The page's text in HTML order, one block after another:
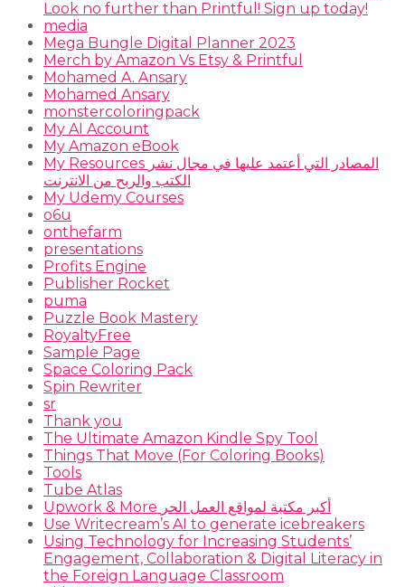
Look no further than Printful! Sign up today!
media
Mega Bungle Digital Planner 2023
Merch by Amazon Vs Etsy & Printful
Mohamed A. Ansary
Mohamed Ansary
monstercoloringpack
My AI Account
My Amazon eBook
My Resources المصادر التي أعتمد عليها في مجال نشر
الكتب والربح من الانترنت
My Udemy Courses
o6u
onthefarm
presentations
Profits Engine
Publisher Rocket
puma
Puzzle Book Mastery
RoyaltyFree
Sample Page
Space Coloring Pack
Spin Rewriter
sr
Thank you
The Ultimate Amazon Kindle Spy Tool
Things That Move (For Coloring Books)
Tools
Tube Atlas
Upwork & More أكبر مكتبة لمواقع العمل الحر
Use Writecream’s AI to generate icebreakers
Using Technology for Increasing Students’
Engagement, Collaboration & Digital Literacy in
the Foreign Language Classroom